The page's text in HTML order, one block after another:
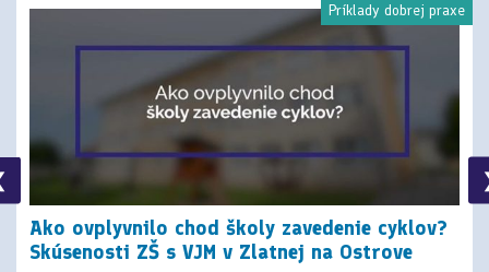
Príklady dobrej praxe
Ako ovplyvnilo chod školy zavedenie cyklov?
Skúsenosti ZŠ s VJM v Zlatnej na Ostrove